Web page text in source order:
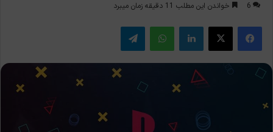
6
خواندن این مطلب 11 دقیقه زمان میبرد
فیس بوک X لینکدین واتس آپ تلگرام